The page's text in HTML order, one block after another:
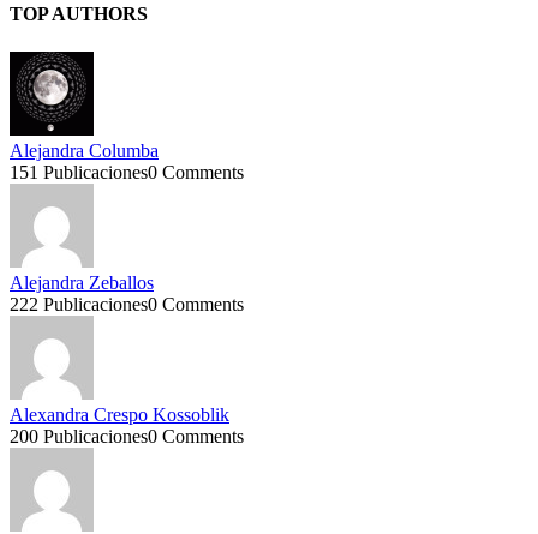
TOP AUTHORS
Alejandra Columba
151 Publicaciones0 Comments
Alejandra Zeballos
222 Publicaciones0 Comments
Alexandra Crespo Kossoblik
200 Publicaciones0 Comments